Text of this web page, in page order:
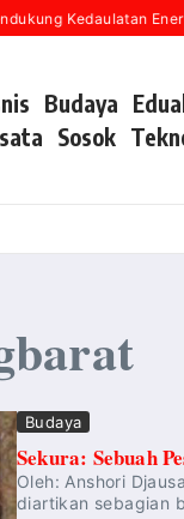
Kedaulatan
Budaya
Sosok
Budaya
Sekura: Sebuah
Oleh: Anshori
diartikan sebagian